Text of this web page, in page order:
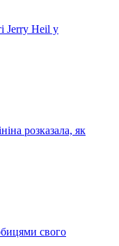
Jerry Heil у
розказала, як
свого